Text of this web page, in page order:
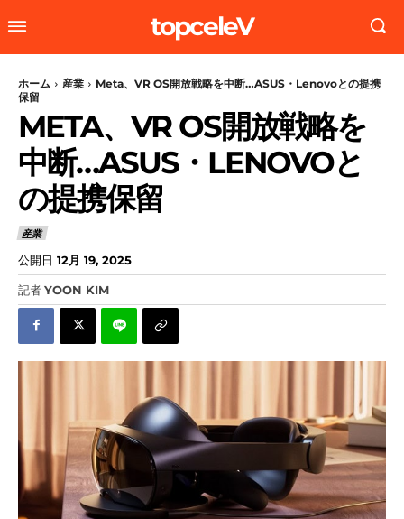
topceleV
ホーム 産業
Meta、VR OS開放戦略を中断…ASUS・Lenovoとの提携
保留
META、VR OS開放戦略を
中断…ASUS・LENOVOと
の提携保留
産業
公開日 12月 19, 2025
記者YOON KIM